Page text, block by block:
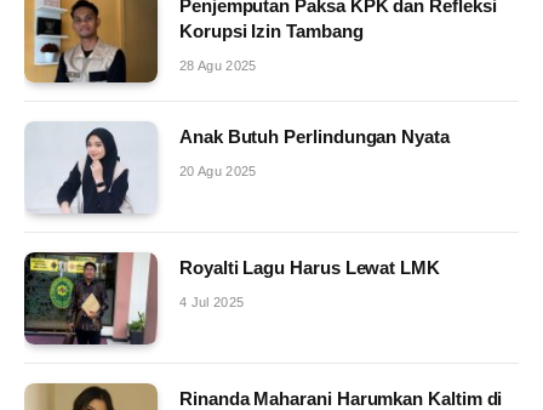
Penjemputan Paksa KPK dan Refleksi
Korupsi Izin Tambang
28 Agu 2025
Anak Butuh Perlindungan Nyata
20 Agu 2025
Royalti Lagu Harus Lewat LMK
4 Jul 2025
Rinanda Maharani Harumkan Kaltim di